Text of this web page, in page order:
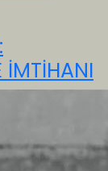
İMTİHANI